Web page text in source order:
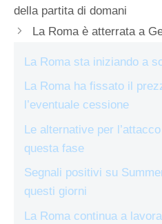
della partita di domani
La Roma è atterrata a
La Roma sta iniziando a
La Roma ha fissato il
l’eventuale cessione
Le alternative per
questa fase
Segnali positivi su
questi giorni
La Roma continua a